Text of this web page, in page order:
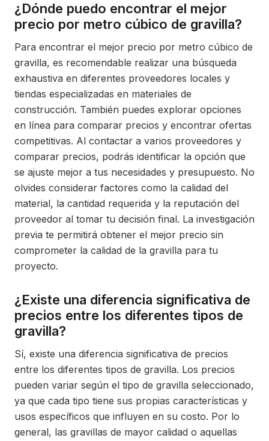
¿Dónde puedo encontrar el mejor
precio por metro cúbico de gravilla?
Para encontrar el mejor precio por metro cúbico de
gravilla, es recomendable realizar una búsqueda
exhaustiva en diferentes proveedores locales y
tiendas especializadas en materiales de
construcción. También puedes explorar opciones
en línea para comparar precios y encontrar ofertas
competitivas. Al contactar a varios proveedores y
comparar precios, podrás identificar la opción que
se ajuste mejor a tus necesidades y presupuesto. No
olvides considerar factores como la calidad del
material, la cantidad requerida y la reputación del
proveedor al tomar tu decisión final. La investigación
previa te permitirá obtener el mejor precio sin
comprometer la calidad de la gravilla para tu
proyecto.
¿Existe una diferencia significativa de
precios entre los diferentes tipos de
gravilla?
Sí, existe una diferencia significativa de precios
entre los diferentes tipos de gravilla. Los precios
pueden variar según el tipo de gravilla seleccionado,
ya que cada tipo tiene sus propias características y
usos específicos que influyen en su costo. Por lo
general, las gravillas de mayor calidad o aquellas